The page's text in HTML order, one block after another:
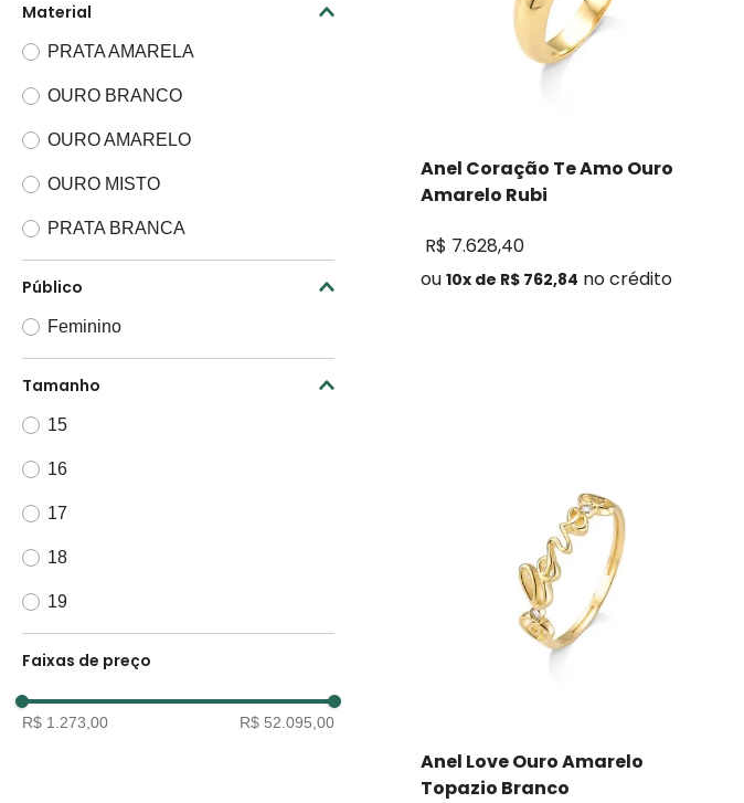
Material
PRATA AMARELA
OURO BRANCO
OURO AMARELO
OURO MISTO
PRATA BRANCA
Público
Feminino
Tamanho
15
16
17
18
19
Faixas de preço
R$ 1.273,00 R$ 52.095,00
Anel Coração Te Amo Ouro
Amarelo Rubi
R$ 7.628,40
ou 10x de R$ 762,84 no crédito
Anel Love Ouro Amarelo
Topazio Branco